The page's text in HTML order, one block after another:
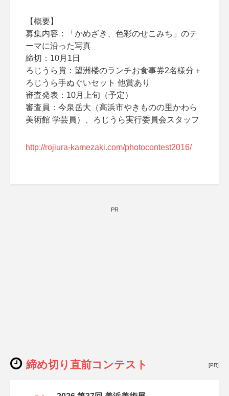
【概要】
募集内容：「かめざき、色彩のせこみち」のテ
ーマに沿った写真
締切：10月1日
ろじうら賞：望洲楼のランチお食事券2名様分＋
ろじうら手ぬぐいセット 他賞あり
審査発表：10月上旬（予定）
審査員：今泉岳大（高浜市やきものの里かわら
美術館 学芸員）、ろじうら実行委員会スタッフ
http://rojiura-kamezaki.com/photocontest2016/
PR
締め切り直前コンテスト [PR]